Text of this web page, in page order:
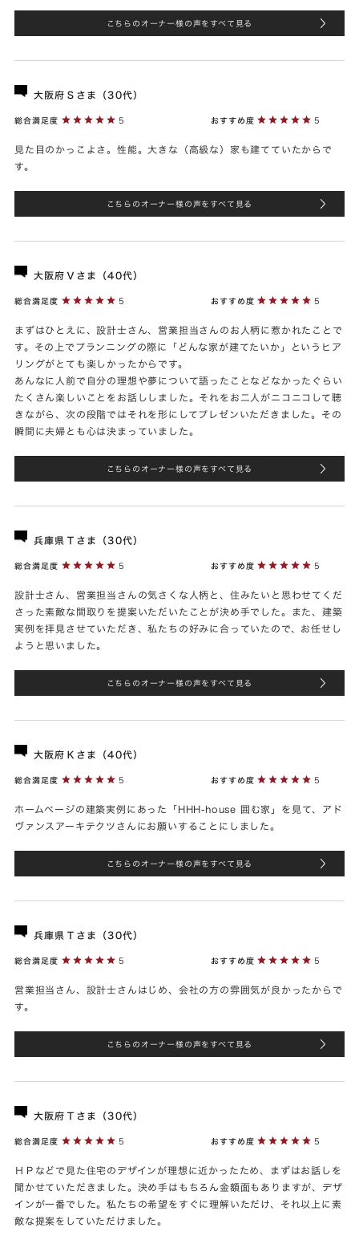
こちらのオーナー様の声をすべて見る
大阪府Ｓさま（30代）
総合満足度 5 おすすめ度 5
見た目のかっこよさ。性能。大きな（高級な）家も建てていたからで
す。
こちらのオーナー様の声をすべて見る
大阪府Ｖさま（40代）
総合満足度 5 おすすめ度 5
まずはひとえに、設計士さん、営業担当さんのお人柄に惹かれたことで
す。その上でプランニングの際に「どんな家が建てたいか」というヒア
リングがとても楽しかったからです。
あんなに人前で自分の理想や夢について語ったことなどなかったぐらい
たくさん楽しいことをお話ししました。それをお二人がニコニコして聴
きながら、次の段階ではそれを形にしてプレゼンいただきました。その
瞬間に夫婦とも心は決まっていました。
こちらのオーナー様の声をすべて見る
兵庫県Ｔさま（30代）
総合満足度 5 おすすめ度 5
設計士さん、営業担当さんの気さくな人柄と、住みたいと思わせてくだ
さった素敵な間取りを提案いただいたことが決め手でした。また、建築
実例を拝見させていただき、私たちの好みに合っていたので、お任せし
ようと思いました。
こちらのオーナー様の声をすべて見る
大阪府Ｋさま（40代）
総合満足度 5 おすすめ度 5
ホームページの建築実例にあった「HHH-house 囲む家」を見て、アド
ヴァンスアーキテクツさんにお願いすることにしました。
こちらのオーナー様の声をすべて見る
兵庫県Ｔさま（30代）
総合満足度 5 おすすめ度 5
営業担当さん、設計士さんはじめ、会社の方の雰囲気が良かったからで
す。
こちらのオーナー様の声をすべて見る
大阪府Ｔさま（30代）
総合満足度 5 おすすめ度 5
ＨＰなどで見た住宅のデザインが理想に近かったため、まずはお話しを
聞かせていただきました。決め手はもちろん金額面もありますが、デザ
インが一番でした。私たちの希望をすぐに理解いただけ、それ以上に素
敵な提案をしていただけました。